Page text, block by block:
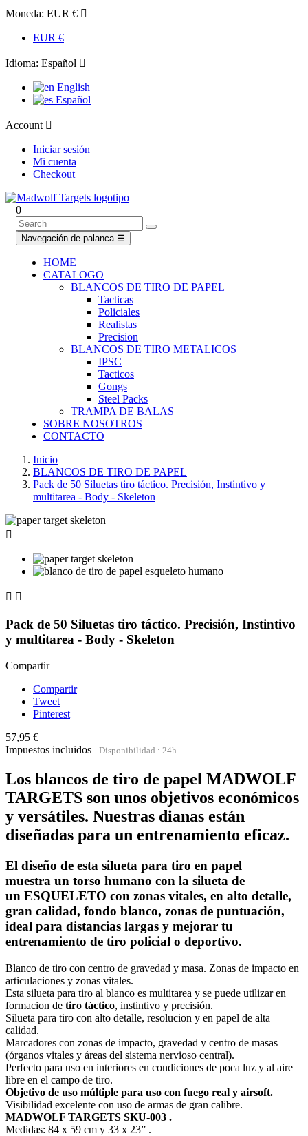
Moneda: EUR € 
EUR €
Idioma: Español 
English
Español
Account 
Iniciar sesión
Mi cuenta
Checkout
0
Navegación de palanca ☰
HOME
CATALOGO
BLANCOS DE TIRO DE PAPEL
Tacticas
Policiales
Realistas
Precision
BLANCOS DE TIRO METALICOS
IPSC
Tacticos
Gongs
Steel Packs
TRAMPA DE BALAS
SOBRE NOSOTROS
CONTACTO
Inicio
BLANCOS DE TIRO DE PAPEL
Pack de 50 Siluetas tiro táctico. Precisión, Instintivo y
multitarea - Body - Skeleton

 
Pack de 50 Siluetas tiro táctico. Precisión, Instintivo
y multitarea - Body - Skeleton
Compartir
Compartir
Tweet
Pinterest
57,95 €
Impuestos incluidos
Disponibilidad : 24h
Los blancos de tiro de papel MADWOLF
TARGETS son unos objetivos económicos
y versátiles. Nuestras dianas están
diseñadas para un entrenamiento eficaz.
El diseño de esta silueta para tiro en papel
muestra un torso humano con la silueta de
un ESQUELETO con zonas vitales, en alto detalle,
gran calidad, fondo blanco, zonas de puntuación,
ideal para distancias largas y mejorar tu
entrenamiento de tiro policial o deportivo.
Blanco de tiro con centro de gravedad y masa. Zonas de impacto en
articulaciones y zonas vitales.
Esta silueta para tiro al blanco es multitarea y se puede utilizar en
formacion de tiro táctico, instintivo y precisión.
Silueta para tiro con alto detalle, resolucion y en papel de alta
calidad.
Marcadores con zonas de impacto, gravedad y centro de masas
(órganos vitales y áreas del sistema nervioso central).
Perfecto para uso en interiores en condiciones de poca luz y al aire
libre en el campo de tiro.
Objetivo de uso múltiple para uso con fuego real y airsoft.
Visibilidad excelente con uso de armas de gran calibre.
MADWOLF TARGETS SKU-003 .
Medidas: 84 x 59 cm y 33 x 23” .